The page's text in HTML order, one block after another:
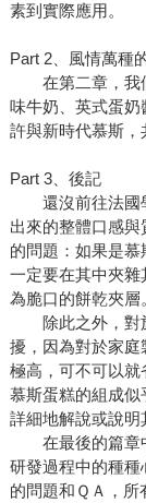
素到實際應用。
Part 2、風情萬種
在第二章，我們
味牛奶、英式蛋
許與新時代慕斯，
Part 3、後記
還沒前往法國學
出來的整體口感與
的問題：如果是
一定要在其中夾
為脆口的餅乾夾層
除此之外，對於
擾，因為對於家
極高，可不可以就
慕斯蛋糕的組成
詳細地解說或說明
在最後的篇章中
研發過程中的種種
的問題和ＱＡ，所